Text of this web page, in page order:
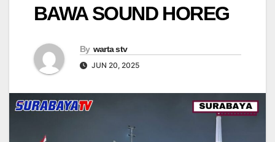
BAWA SOUND HOREG
By warta stv
JUN 20, 2025